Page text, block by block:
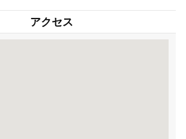
アクセス